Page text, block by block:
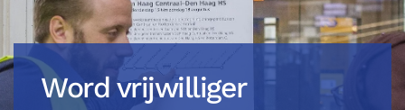
Word vrijwilliger